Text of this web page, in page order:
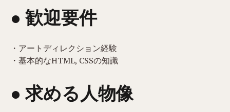
● 歓迎要件
・アートディレクション経験
・基本的なHTML, CSSの知識
● 求める人物像